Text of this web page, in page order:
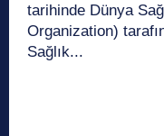
tarihinde Dünya
Organization)
Sağlık...